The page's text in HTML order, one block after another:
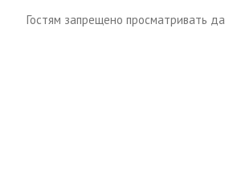
Гостям запрещено просматривать